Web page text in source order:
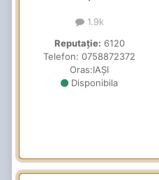
1.9k
Reputație: 6120
Telefon: 0758872372
Oras:IAȘI
Disponibila